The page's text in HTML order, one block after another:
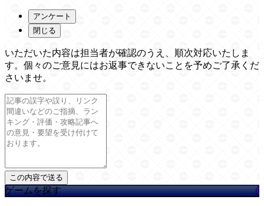
アンケート
閉じる
いただいた内容は担当者が確認のうえ、順次対応いたしま
す。個々のご意見にはお返事できないことを予めご了承くだ
さいませ。
ゲームを探す